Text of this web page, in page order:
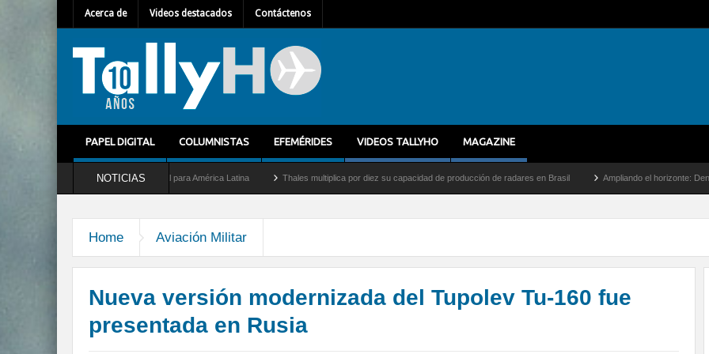
Acerca de Videos destacados Contáctenos
PAPEL DIGITAL COLUMNISTAS EFEMÉRIDES VIDEOS TALLYHO MAGAZINE
NOTICIAS
nuevo Director General para América Latina Thales multiplica por diez su capacidad de producción de radares en Brasil Ampliando el horizonte: Dentro del vuelo
Home Aviación Militar
Nueva versión modernizada del Tupolev Tu-160 fue
presentada en Rusia